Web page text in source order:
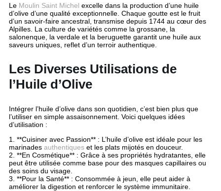
Le Moulin Saint Michel excelle dans la production d’une huile
d’olive d’une qualité exceptionnelle. Chaque goutte est le fruit
d’un savoir-faire ancestral, transmise depuis 1744 au cœur des
Alpilles. La culture de variétés comme la grossane, la
salonenque, la verdale et la beruguette garantit une huile aux
saveurs uniques, reflet d’un terroir authentique.
Les Diverses Utilisations de
l’Huile d’Olive
Intégrer l’huile d’olive dans son quotidien, c’est bien plus que
l’utiliser en simple assaisonnement. Voici quelques idées
d’utilisation :
1. **Cuisiner avec Passion** : L’huile d’olive est idéale pour les
marinades authentiques et les plats mijotés en douceur.
2. **En Cosmétique** : Grâce à ses propriétés hydratantes, elle
peut être utilisée comme base pour des masques capillaires ou
des soins du visage.
3. **Pour la Santé** : Consommée à jeun, elle peut aider à
améliorer la digestion et renforcer le système immunitaire.